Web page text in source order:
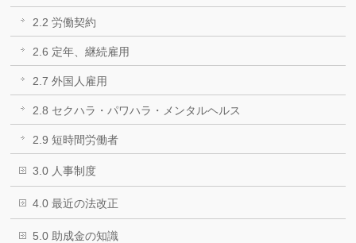
2.2 労働契約
2.6 定年、継続雇用
2.7 外国人雇用
2.8 セクハラ・パワハラ・メンタルヘルス
2.9 短時間労働者
3.0 人事制度
4.0 最近の法改正
5.0 助成金の知識